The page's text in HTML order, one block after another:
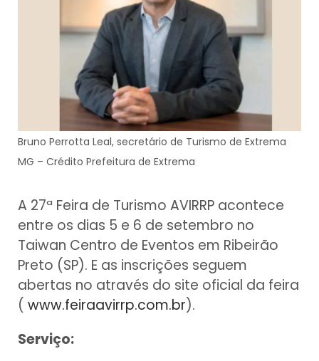
Bruno Perrotta Leal, secretário de Turismo de Extrema
MG – Crédito Prefeitura de Extrema
A 27ª Feira de Turismo AVIRRP acontece
entre os dias 5 e 6 de setembro no
Taiwan Centro de Eventos em Ribeirão
Preto (SP). E as inscrições seguem
abertas no através do site oficial da feira
( www.feiraavirrp.com.br).
Serviço: